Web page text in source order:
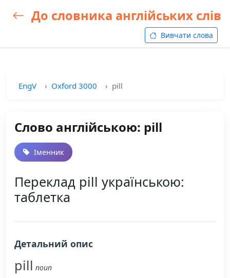
До словника англійських слів
Вивчати слова
EngV Oxford 3000 pill
Слово англійською: pill
Іменник
Переклад pill українською:
таблетка
Детальний опис
pill noun